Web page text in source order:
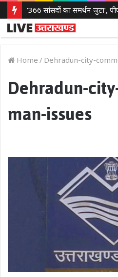
Home / Dehradun-city-
Dehradun-
man-issues